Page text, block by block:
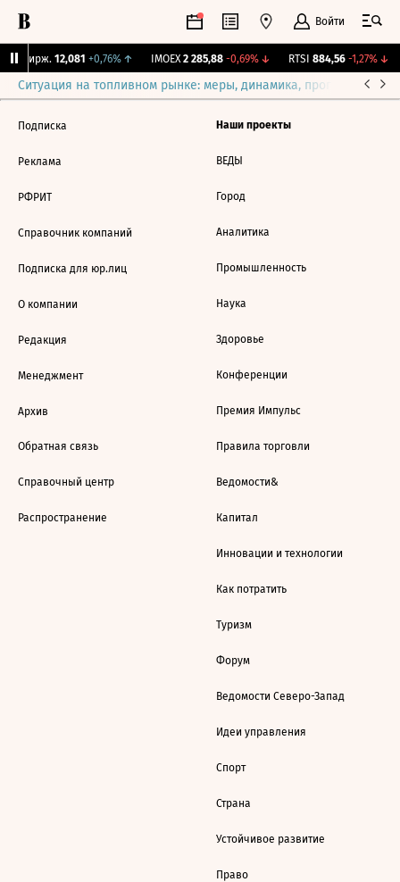
Войти
Бирж. 12,081 +0,76%↑ IMOEX 2 285,88 -0,69%↓ RTSI 884,56 -1,27%↓
Ситуация на топливном рынке: меры, динамика, прогнозы
Подписка
Реклама
РФРИТ
Справочник компаний
Подписка для юр.лиц
О компании
Редакция
Менеджмент
Архив
Обратная связь
Справочный центр
Распространение
Наши проекты
ВЕДЫ
Город
Аналитика
Промышленность
Наука
Здоровье
Конференции
Премия Импульс
Правила торговли
Ведомости&
Капитал
Инновации и технологии
Как потратить
Туризм
Форум
Ведомости Северо-Запад
Идеи управления
Спорт
Страна
Устойчивое развитие
Право